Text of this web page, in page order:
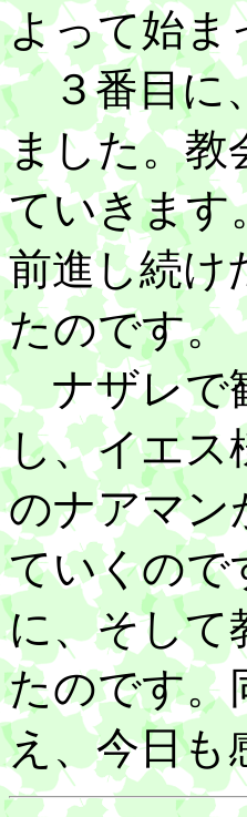
よって始ま
３番目に
ました。教
ていきます
前進し続け
たのです。
ナザレで
し、イエス
のナアマン
ていくので
に、そして
たのです。
え、今日も